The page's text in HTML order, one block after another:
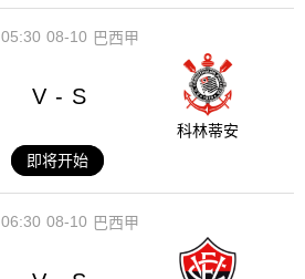
08-10
05:30 巴西甲
V - S
科林蒂安
即将开始
08-10
06:30 巴西甲